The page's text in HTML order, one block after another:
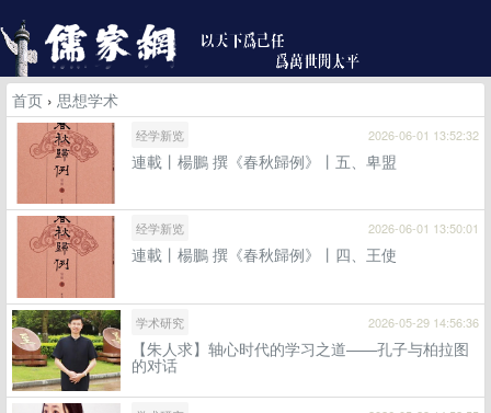
首页 › 思想学术
经学新览 2026-06-01 13:52:32
連載丨楊鵬 撰《春秋歸例》丨五、卑盟
经学新览 2026-06-01 13:50:01
連載丨楊鵬 撰《春秋歸例》丨四、王使
学术研究 2026-05-29 14:56:36
【朱人求】轴心时代的学习之道——孔子与柏拉图
的对话